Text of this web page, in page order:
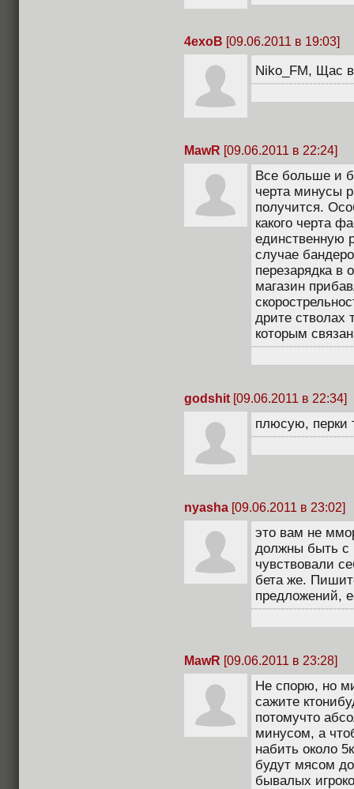
4exoB [09.06.2011 в 19:03]
Niko_FM, Щас
MawR [09.06.2011 в 22:24]
Все больше и
черта минусы
получится.
какого черта
единственную
случае
перезарядка в
магазин
дрите стволах
которым
godshit [09.06.2011 в 22:34]
плюсую, перки
nyasha [09.06.2011 в 23:02]
это вам не
должны быть с
чувствовали
бета же.
предложений,
MawR [09.06.2011 в 23:28]
Не спорю, но
сажите
потомучто
минусом, а
набить около
будут мясом
бывалых